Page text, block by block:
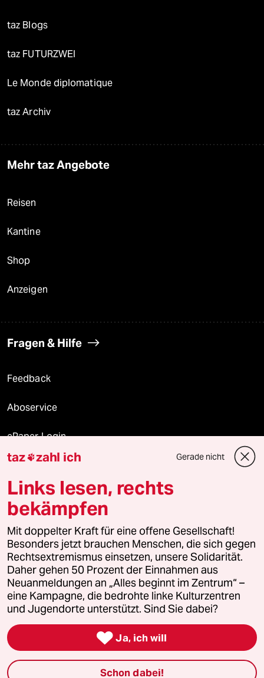
taz Blogs
taz FUTURZWEI
Le Monde diplomatique
taz Archiv
Mehr taz Angebote
Reisen
Kantine
Shop
Anzeigen
Fragen & Hilfe
Feedback
Aboservice
ePaper Login
Downloads für Abonnierende
© 2026 taz Verlags und Vertriebs GmbH
Alle Rechte vorbehalten. Bei rechtlichen Fragen oder für Genehmigungen
wenden Sie sich bitte an
lizenzen@taz.de
Feedback Redaktionsstatut Kommune-Richtlinien
Leitlinie Informant Datenschutz Impressum AGB
Seitenwende Einwilligungen widerrufen (Ads)
taz zahl ich Gerade nicht
Links lesen, rechts
bekämpfen
Mit doppelter Kraft für eine offene Gesellschaft!
Besonders jetzt brauchen Menschen, die sich gegen
Rechtsextremismus einsetzen, unsere Solidarität.
Daher gehen 50 Prozent der Einnahmen aus
Neuanmeldungen an „Alles beginnt im Zentrum“ –
eine Kampagne, die bedrohte linke Kulturzentren
und Jugendorte unterstützt. Sind Sie dabei?
 Ja, ich will
Schon dabei!